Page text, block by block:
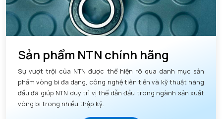
Sản phẩm NTN chính hãng
Sự vượt trội của NTN được thể hiện rõ qua danh mục sản
phẩm vòng bi đa dạng, công nghệ tiên tiến và kỹ thuật hàng
đầu đã giúp NTN duy trì vị thế dẫn đầu trong ngành sản xuất
vòng bi trong nhiều thập kỷ.